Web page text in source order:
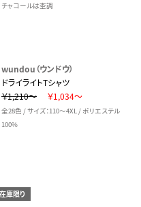
チャコールは杢調
wundou（ウンドウ）
ドライライトTシャツ
￥1,210～
￥1,034～
全28色 / サイズ：110～4XL / ポリエステル
100%
在庫限り